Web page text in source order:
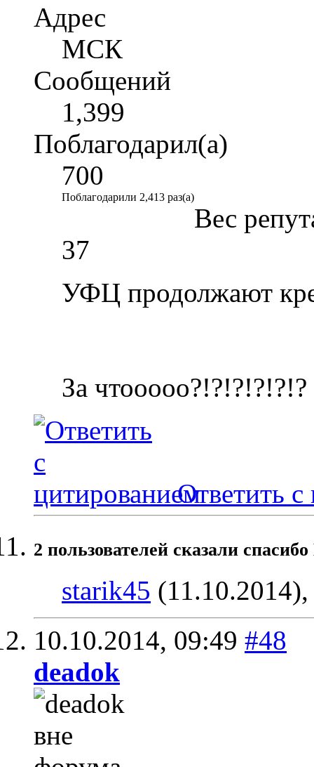
Адрес
МСК
Сообщений
1,399
Поблагодарил(а)
700
Поблагодарили 2,413 раз(а)
Вес
37
УФЦ продолжают
За чтооооо?!?!?!?!?!?
Ответить с
2 пользователей сказали
starik45
10.10.2014, 09:49 #48
deadok